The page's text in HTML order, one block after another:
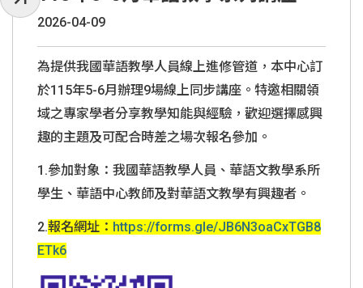
2026-04-09
為提供我國華語教學人員線上進修管道，本中心訂
於115年5-6月辦理9場線上同步講座。特邀相關領
域之專家學者分享教學知能與經驗，歡迎選擇感興
趣的主題及可配合時差之場次報名參加。
1.參加對象：我國華語教學人員、華語文教學系所
學生、華語中心教師及對華語文教學有興趣者。
2.報名網址： https://forms.gle/JB6N3oaCxTGB8
ETk6
收起常用服務